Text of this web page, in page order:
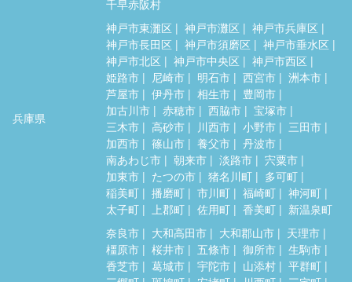
千早赤阪村
兵庫県
神戸市東灘区 神戸市灘区
神戸市兵庫区
神戸市長田区
神戸市須磨区
神戸市垂水区
神戸市北区
神戸市中央区
神戸市西区
姫路市
尼崎市 明石市 西宮市
洲本市
芦屋市
伊丹市 相生市
豊岡市
加古川市
赤穂市 西脇市
宝塚市
三木市
高砂市 川西市 小野市
三田市
加西市
篠山市 養父市
丹波市
南あわじ市
朝来市 淡路市
宍粟市
加東市
たつの市 猪名川町
多可町
稲美町
播磨町 市川町 福崎町
神河町
太子町
上郡町 佐用町 香美町 新温泉町
奈良市 大和高田市 大和郡山市
天理市
橿原市
桜井市 五條市 御所市
生駒市
香芝市
葛城市 宇陀市 山添村
平群町